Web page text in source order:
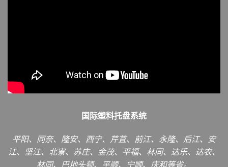
国际塑料托盘系统
平阳、同奈、隆安、西宁、芹苴、前江、永隆、后江、安
江、坚江、北寮、苏庄、金茂、平福、林同、达乐、达农、
林同、巴地头顿、平顺、宁顺、庆和等省。